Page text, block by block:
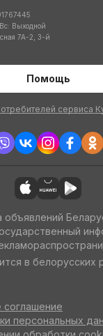
Выходной
7А-2, 3-й
Помощь
сервиса
в белорусских
соглашение
персональных